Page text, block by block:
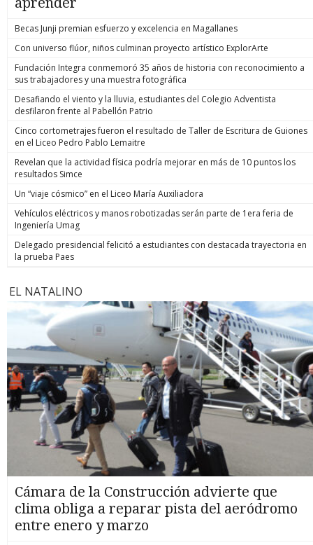
Becas Junji premian esfuerzo y excelencia en Magallanes
Con universo flúor, niños culminan proyecto artístico ExplorArte
Fundación Integra conmemoró 35 años de historia con reconocimiento a
sus trabajadores y una muestra fotográfica
Desafiando el viento y la lluvia, estudiantes del Colegio Adventista
desfilaron frente al Pabellón Patrio
Cinco cortometrajes fueron el resultado de Taller de Escritura de Guiones
en el Liceo Pedro Pablo Lemaitre
Revelan que la actividad física podría mejorar en más de 10 puntos los
resultados Simce
Un “viaje cósmico” en el Liceo María Auxiliadora
Vehículos eléctricos y manos robotizadas serán parte de 1era feria de
Ingeniería Umag
Delegado presidencial felicitó a estudiantes con destacada trayectoria en
la prueba Paes
EL NATALINO
Cámara de la Construcción advierte que
clima obliga a reparar pista del aeródromo
entre enero y marzo